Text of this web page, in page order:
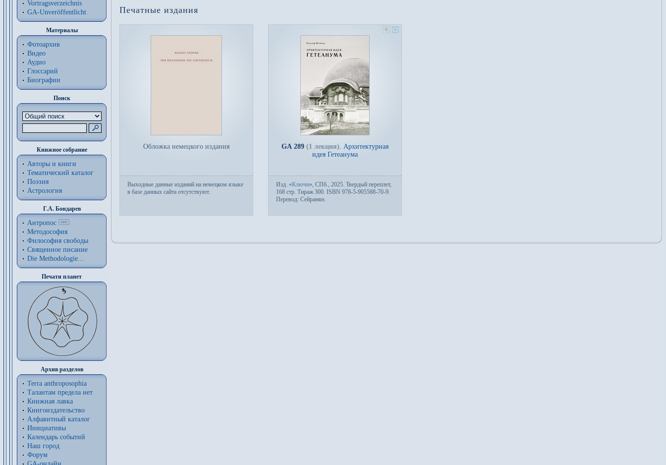
Vortragsverzeichnis
GA-Unveröffentlicht
Материалы
Фотоархив
Видео
Аудио
Глоссарий
Биографии
Поиск
Книжное собрание
Авторы и книги
Тематический каталог
Поэзия
Астрология
Г.А. Бондарев
Антропос
Методософия
Философия cвободы
Священное писание
Die Methodologie...
Печати планет
Архив разделов
Terra anthroposophia
Талантам предела нет
Книжная лавка
Книгоиздательство
Алфавитный каталог
Инициативы
Календарь событий
Наш город
Форум
Печатные издания
Обложка немецкого издания
Выходные данные изданий на немецком языке
в базе данных сайта отсутствуют.
GA 289 (1 лекция)
Архитектурная
идея Гетеанума
Изд. «Ключи», СПб., 2025. Твер­дый пе­ре­плет,
168 стр. Тираж 300. ISBN 978-5-905588-70-9.
Пере­вод: Сейранян.